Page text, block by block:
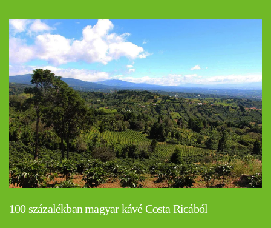
100 százalékban magyar kávé Costa Ricából